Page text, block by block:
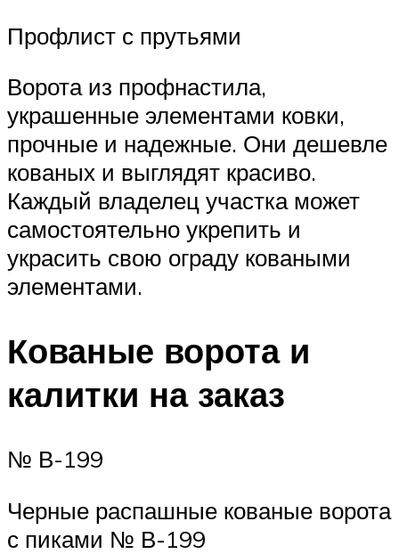
Профлист с прутьями
Ворота из профнастила,
украшенные элементами ковки,
прочные и надежные. Они дешевле
кованых и выглядят красиво.
Каждый владелец участка может
самостоятельно укрепить и
украсить свою ограду коваными
элементами.
Кованые ворота и
калитки на заказ
№ В-199
Черные распашные кованые ворота
с пиками № В-199